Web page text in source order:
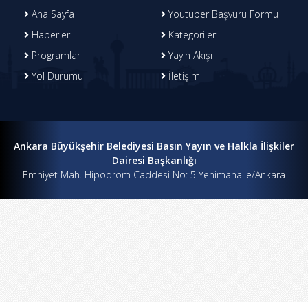
Ana Sayfa
Youtuber Başvuru Formu
Haberler
Kategoriler
Programlar
Yayın Akışı
Yol Durumu
İletişim
Ankara Büyükşehir Belediyesi Basın Yayın ve Halkla İlişkiler
Dairesi Başkanlığı
Emniyet Mah. Hipodrom Caddesi No: 5 Yenimahalle/Ankara